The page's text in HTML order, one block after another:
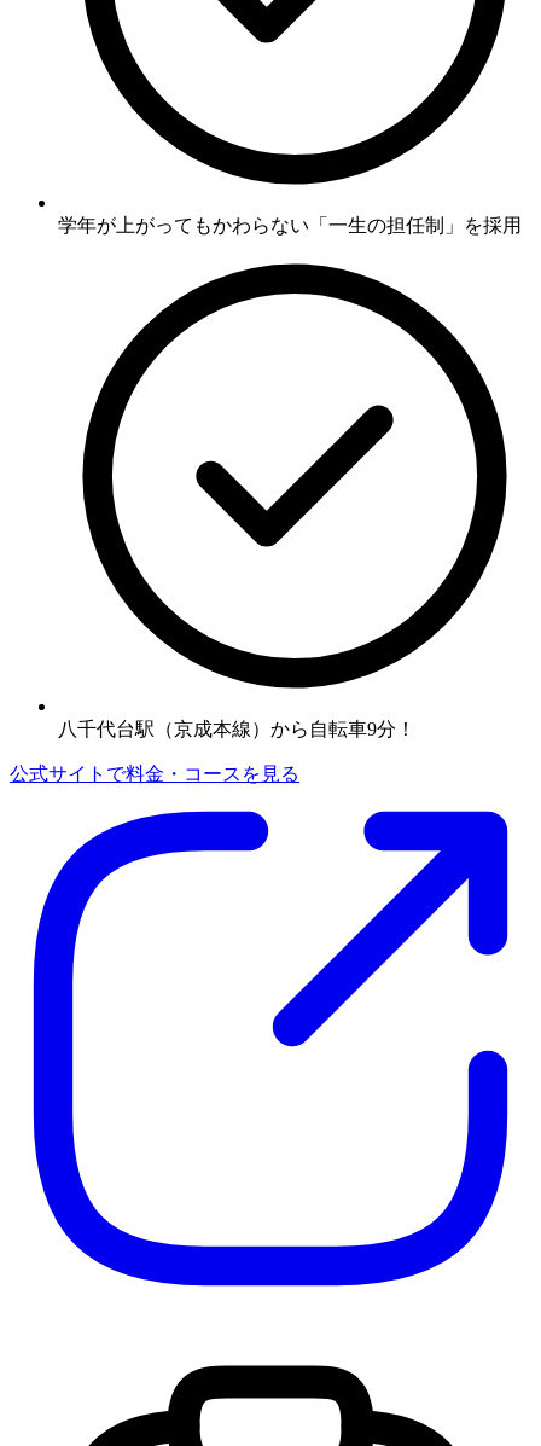
学年が上がってもかわらない 「一生の担任制」 を採用
八千代台駅（京成本線）から自転車9分！
公式サイトで料金・コースを見る